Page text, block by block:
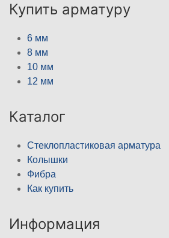
Купить арматуру
6 мм
8 мм
10 мм
12 мм
Каталог
Стеклопластиковая арматура
Колышки
Фибра
Как купить
Информация